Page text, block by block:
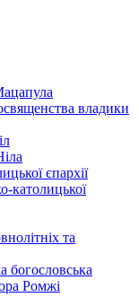
владики
єпархії
католицької
та
богословська
Ромжі